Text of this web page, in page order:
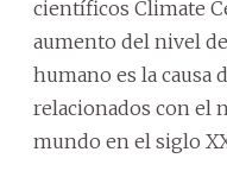
científicos Climate
aumento del nivel
humano es la causa
relacionados con el
mundo en el siglo